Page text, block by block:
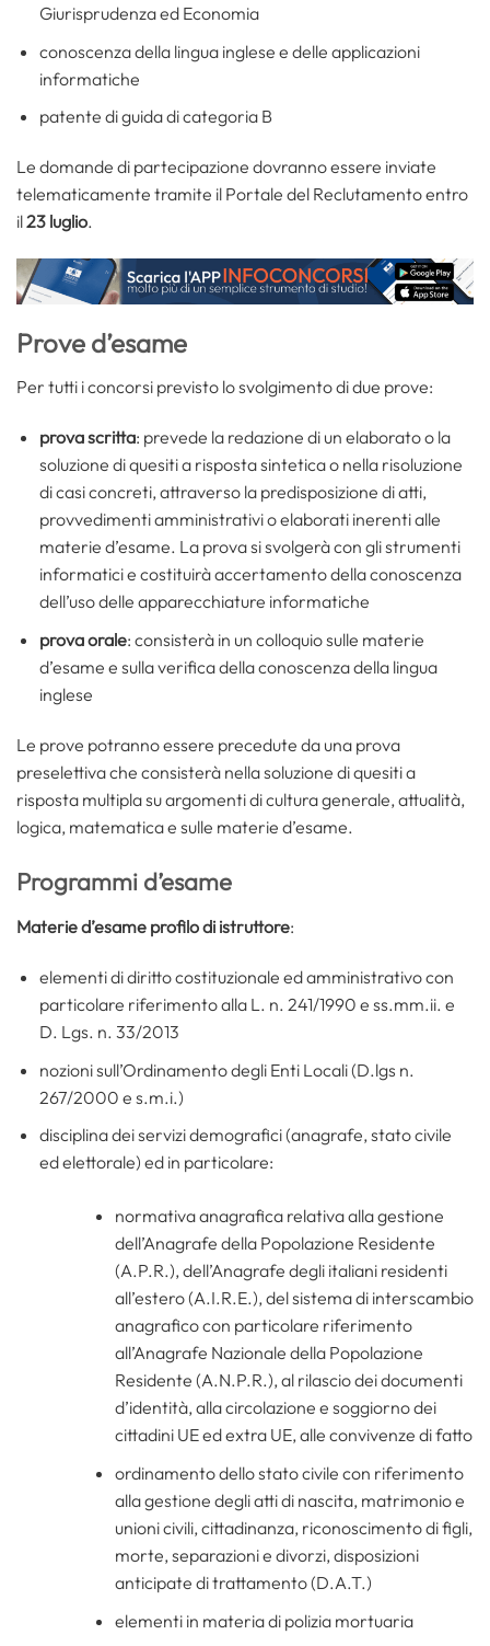
Giurisprudenza ed Economia
conoscenza della lingua inglese e delle applicazioni
informatiche
patente di guida di categoria B
Le domande di partecipazione dovranno essere inviate
telematicamente tramite il Portale del Reclutamento entro
il23 luglio.
Prove d’esame
Per tutti i concorsi previsto lo svolgimento di due prove:
prova scritta: prevede la redazione di un elaborato o la
soluzione di quesiti a risposta sintetica o nella risoluzione
di casi concreti, attraverso la predisposizione di atti,
provvedimenti amministrativi o elaborati inerenti alle
materie d’esame. La prova si svolgerà con gli strumenti
informatici e costituirà accertamento della conoscenza
dell’uso delle apparecchiature informatiche
prova orale: consisterà in un colloquio sulle materie
d’esame e sulla verifica della conoscenza della lingua
inglese
Le prove potranno essere precedute da una prova
preselettiva che consisterà nella soluzione di quesiti a
risposta multipla su argomenti di cultura generale, attualità,
logica, matematica e sulle materie d’esame.
Programmi d’esame
Materie d’esame profilo di istruttore:
elementi di diritto costituzionale ed amministrativo con
particolare riferimento alla L. n. 241/1990 e ss.mm.ii. e
D. Lgs. n. 33/2013
nozioni sull’Ordinamento degli Enti Locali (D.lgs n.
267/2000 e s.m.i.)
disciplina dei servizi demografici (anagrafe, stato civile
ed elettorale) ed in particolare:
normativa anagrafica relativa alla gestione
dell’Anagrafe della Popolazione Residente
(A.P.R.), dell’Anagrafe degli italiani residenti
all’estero (A.I.R.E.), del sistema di interscambio
anagrafico con particolare riferimento
all’Anagrafe Nazionale della Popolazione
Residente (A.N.P.R.), al rilascio dei documenti
d’identità, alla circolazione e soggiorno dei
cittadini UE ed extra UE, alle convivenze di fatto
ordinamento dello stato civile con riferimento
alla gestione degli atti di nascita, matrimonio e
unioni civili, cittadinanza, riconoscimento di figli,
morte, separazioni e divorzi, disposizioni
anticipate di trattamento (D.A.T.)
elementi in materia di polizia mortuaria